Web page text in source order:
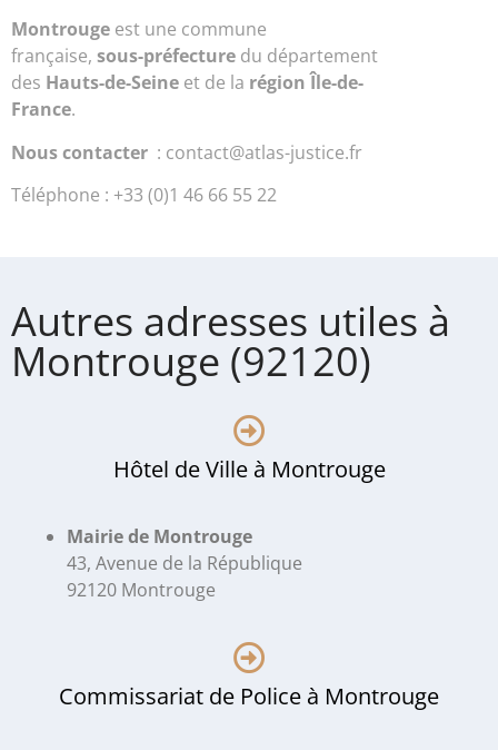
Montrouge est une commune
française, sous-préfecture du département
des Hauts-de-Seine et de la région Île-de-
France.
Nous contacter : contact@atlas-justice.fr
Téléphone : +33 (0)1 46 66 55 22
Autres adresses utiles à
Montrouge (92120)
Hôtel de Ville à Montrouge
Mairie de Montrouge
43, Avenue de la République
92120 Montrouge
Commissariat de Police à Montrouge